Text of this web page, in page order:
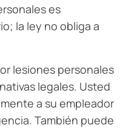
es
la ley no obliga a
lesiones personales
legales. Usted
a su empleador
También puede